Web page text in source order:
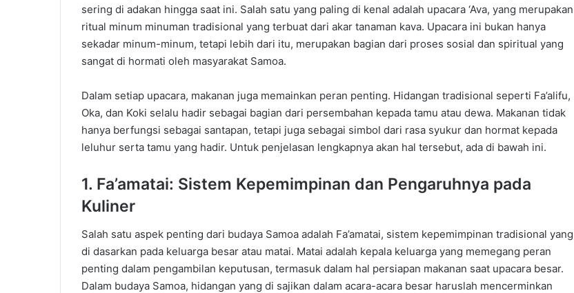
sering di adakan hingga saat ini. Salah satu yang paling di kenal adalah upacara ‘Ava, yang merupakan
ritual minum minuman tradisional yang terbuat dari akar tanaman kava. Upacara ini bukan hanya
sekadar minum-minum, tetapi lebih dari itu, merupakan bagian dari proses sosial dan spiritual yang
sangat di hormati oleh masyarakat Samoa.
Dalam setiap upacara, makanan juga memainkan peran penting. Hidangan tradisional seperti Fa’alifu,
Oka, dan Koki selalu hadir sebagai bagian dari persembahan kepada tamu atau dewa. Makanan tidak
hanya berfungsi sebagai santapan, tetapi juga sebagai simbol dari rasa syukur dan hormat kepada
leluhur serta tamu yang hadir. Untuk penjelasan lengkapnya akan hal tersebut, ada di bawah ini.
1. Fa’amatai: Sistem Kepemimpinan dan Pengaruhnya pada
Kuliner
Salah satu aspek penting dari budaya Samoa adalah Fa’amatai, sistem kepemimpinan tradisional yang
di dasarkan pada keluarga besar atau matai. Matai adalah kepala keluarga yang memegang peran
penting dalam pengambilan keputusan, termasuk dalam hal persiapan makanan saat upacara besar.
Dalam budaya Samoa, hidangan yang di sajikan dalam acara-acara besar haruslah mencerminkan